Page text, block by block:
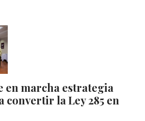
en marcha estrategia
convertir la Ley 285 en